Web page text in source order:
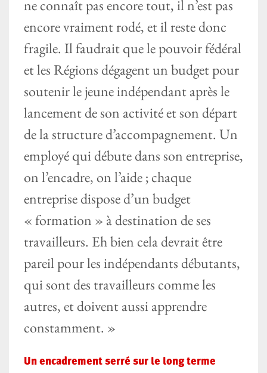
ne connaît pas encore tout, il n’est pas
encore vraiment rodé, et il reste donc
fragile. Il faudrait que le pouvoir fédéral
et les Régions dégagent un budget pour
soutenir le jeune indépendant après le
lancement de son activité et son départ
de la structure d’accompagnement. Un
employé qui débute dans son entreprise,
on l’encadre, on l’aide ; chaque
entreprise dispose d’un budget
« formation » à destination de ses
travailleurs. Eh bien cela devrait être
pareil pour les indépendants débutants,
qui sont des travailleurs comme les
autres, et doivent aussi apprendre
constamment. »
Un encadrement serré sur le long terme